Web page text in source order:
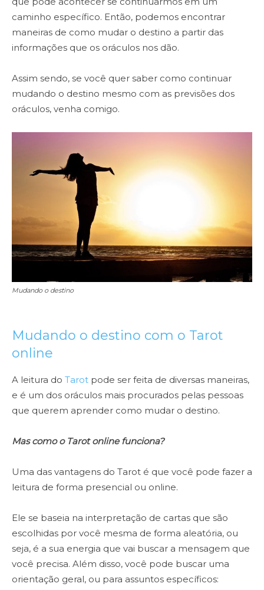
caminho específico. Então, podemos encontrar
maneiras de como mudar o destino a partir das
informações que os oráculos nos dão.
Assim sendo, se você quer saber como continuar
mudando o destino mesmo com as previsões dos
oráculos, venha comigo.
Mudando o destino
Mudando o destino com o Tarot
online
A leitura do Tarot pode ser feita de diversas maneiras,
e é um dos oráculos mais procurados pelas pessoas
que querem aprender como mudar o destino.
Mas como o Tarot online funciona?
Uma das vantagens do Tarot é que você pode fazer a
leitura de forma presencial ou online.
Ele se baseia na interpretação de cartas que são
escolhidas por você mesma de forma aleatória, ou
seja, é a sua energia que vai buscar a mensagem que
você precisa. Além disso, você pode buscar uma
orientação geral, ou para assuntos específicos: